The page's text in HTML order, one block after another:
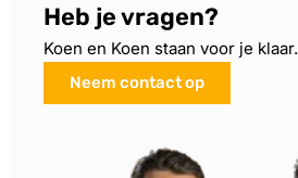
Heb je vragen?
Koen en Koen staan voor je klaar.
Neem contact op